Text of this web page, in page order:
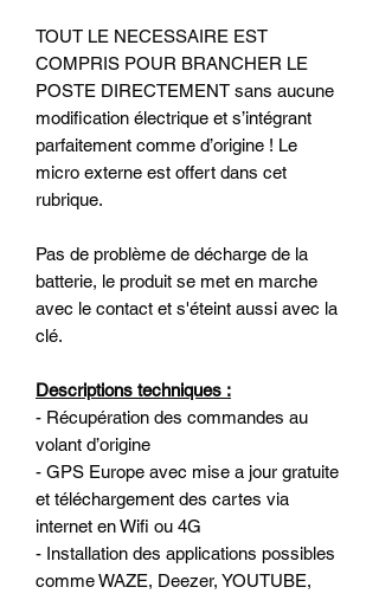
TOUT LE NECESSAIRE EST
COMPRIS POUR BRANCHER LE
POSTE DIRECTEMENT sans aucune
modification électrique et s’intégrant
parfaitement comme d’origine ! Le
micro externe est offert dans cet
rubrique.
Pas de problème de décharge de la
batterie, le produit se met en marche
avec le contact et s'éteint aussi avec la
clé.
Descriptions techniques :
- Récupération des commandes au
volant d’origine
- GPS Europe avec mise a jour gratuite
et téléchargement des cartes via
internet en Wifi ou 4G
- Installation des applications possibles
comme WAZE, Deezer, YOUTUBE,